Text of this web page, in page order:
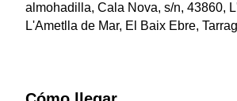
almohadilla, Cala Nova, s/n, 43860,
L'Ametlla de Mar, El Baix Ebre,